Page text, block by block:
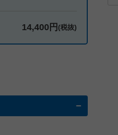
14,400円 (税抜)